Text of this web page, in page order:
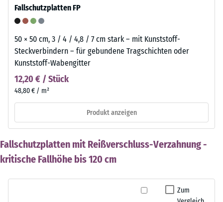
Fallschutzplatten FP
50 × 50 cm, 3 / 4 / 4,8 / 7 cm stark – mit Kunststoff-
Steckverbindern – für gebundene Tragschichten oder
Kunststoff-Wabengitter
12,20 € / Stück
48,80 € / m²
Produkt anzeigen
Fallschutzplatten mit Reißverschluss-Verzahnung -
kritische Fallhöhe bis 120 cm
Zum